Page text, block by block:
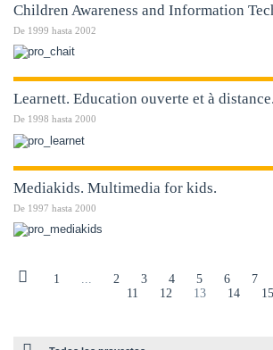
Children Awareness and Information
De 1999 hasta 2002
Learnett. Education ouverte et à distance.
De 1998 hasta 2000
Mediakids. Multimedia for kids.
De 1997 hasta 2000
1 ... 2 3 4 5 6 7
11
12 13 14 15